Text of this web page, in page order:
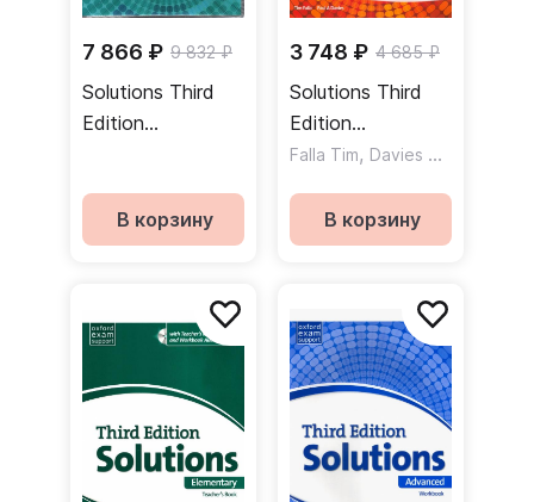
7 866 ₽ 9 832 ₽
Solutions Third
Edition
дискВ корзину
3 748 ₽ 4 685 ₽
Solutions Third
Edition
PreIntermediate
Online Practice
Учебник c онлайн
Falla Tim, Davies Paul A
В корзину